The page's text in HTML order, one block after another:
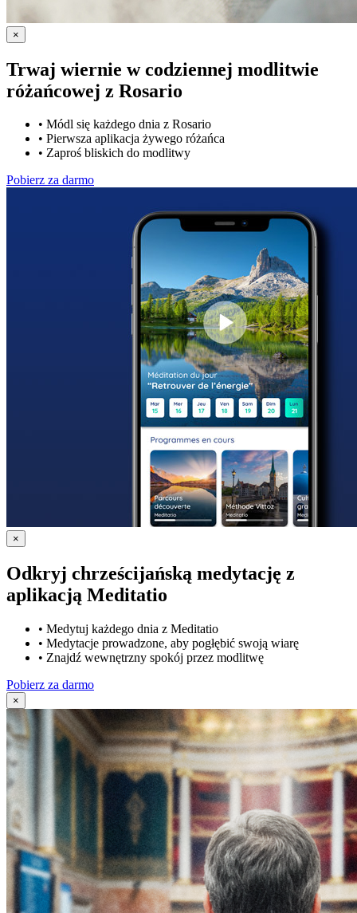
×
Trwaj wiernie w codziennej modlitwie
różańcowej z Rosario
• Módl się każdego dnia z Rosario
• Pierwsza aplikacja żywego różańca
• Zaproś bliskich do modlitwy
Pobierz za darmo
×
Odkryj chrześcijańską medytację z
aplikacją Meditatio
• Medytuj każdego dnia z Meditatio
• Medytacje prowadzone, aby pogłębić swoją wiarę
• Znajdź wewnętrzny spokój przez modlitwę
Pobierz za darmo
×